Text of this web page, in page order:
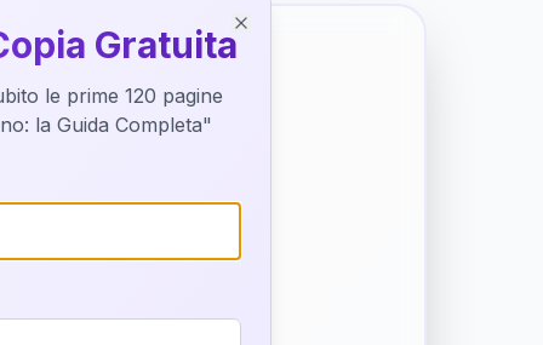
di
Gratuita
le prime 120 pagine
la Guida Completa"